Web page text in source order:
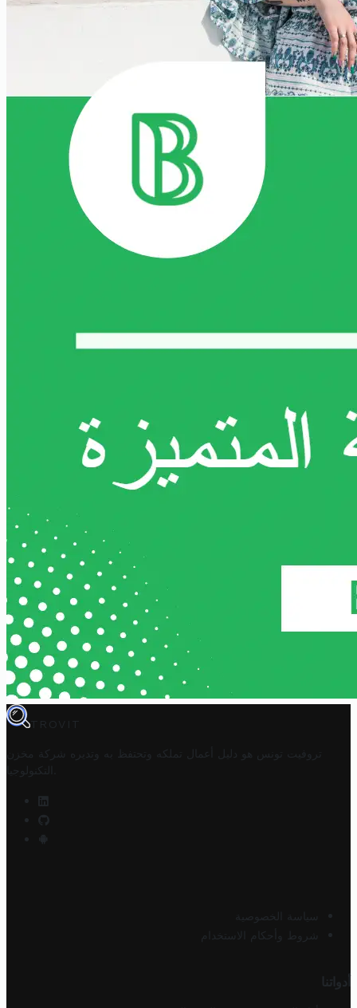
TROVIT
تروفيت تونس هو دليل أعمال تملكه وتحتفظ به وتديره
شركة مخزن
التكنولوجيا
سياسة الخصوصية
شروط وأحكام الاستخدام
أدواتنا